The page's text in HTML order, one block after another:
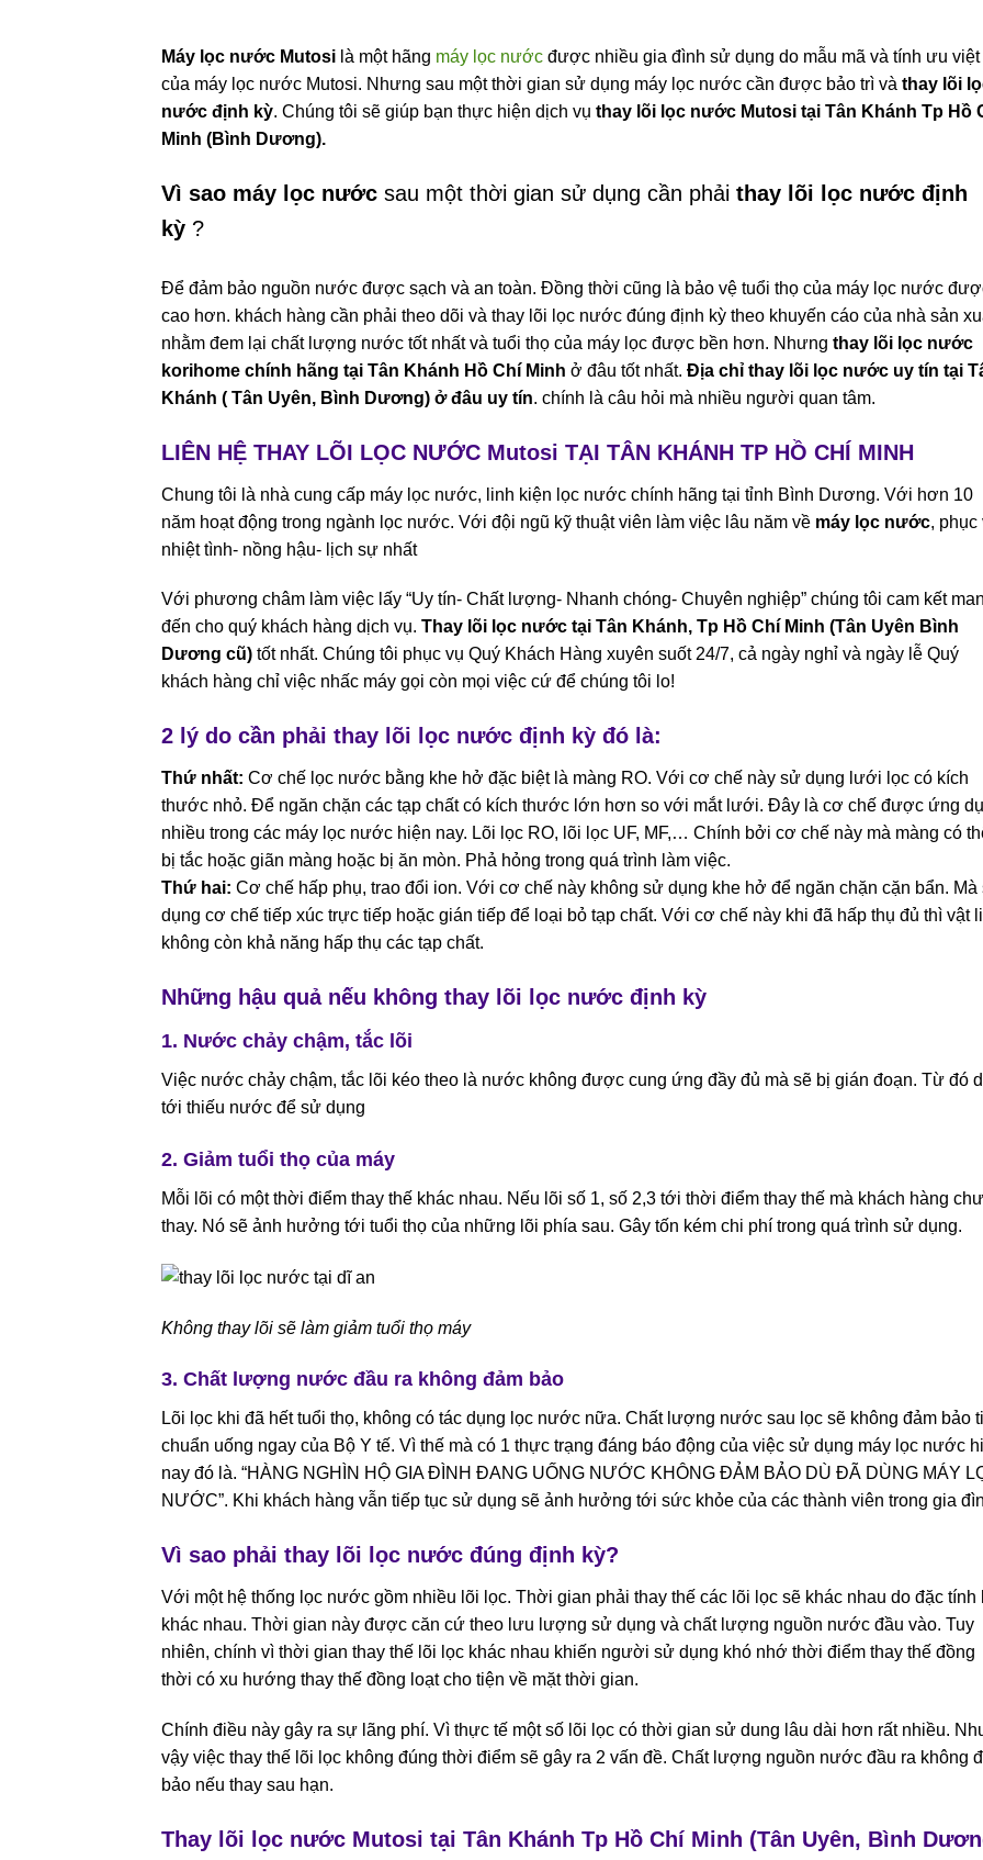
Máy lọc nước Mutosi là một hãng máy lọc nước được nhiều gia đình sử dụng do mẫu mã và tính ưu việt
của máy lọc nước Mutosi. Nhưng sau một thời gian sử dụng máy lọc nước cần được bảo trì và thay lõi
nước định kỳ. Chúng tôi sẽ giúp bạn thực hiện dịch vụ thay lõi lọc nước Mutosi tại Tân Khánh Tp Hồ
Minh (Bình Dương).
Vì sao máy lọc nước sau một thời gian sử dụng cần phải thay lõi lọc nước định
kỳ ?
Để đảm bảo nguồn nước được sạch và an toàn. Đồng thời cũng là bảo vệ tuổi thọ của máy lọc nước
cao hơn. khách hàng cần phải theo dõi và thay lõi lọc nước đúng định kỳ theo khuyến cáo của nhà sản
nhằm đem lại chất lượng nước tốt nhất và tuổi thọ của máy lọc được bền hơn. Nhưng thay lõi lọc nước
korihome chính hãng tại Tân Khánh Hồ Chí Minh ở đâu tốt nhất. Địa chỉ thay lõi lọc nước uy tín tại
Khánh ( Tân Uyên, Bình Dương) ở đâu uy tín. chính là câu hỏi mà nhiều người quan tâm.
LIÊN HỆ THAY LÕI LỌC NƯỚC Mutosi TẠI TÂN KHÁNH TP HỒ CHÍ MINH
Chung tôi là nhà cung cấp máy lọc nước, linh kiện lọc nước chính hãng tại tỉnh Bình Dương. Với hơn 10
năm hoạt động trong ngành lọc nước. Với đội ngũ kỹ thuật viên làm việc lâu năm về máy lọc nước, phục
nhiệt tình- nồng hậu- lịch sự nhất
Với phương châm làm việc lấy “Uy tín- Chất lượng- Nhanh chóng- Chuyên nghiệp” chúng tôi cam kết
đến cho quý khách hàng dịch vụ. Thay lõi lọc nước tại Tân Khánh, Tp Hồ Chí Minh (Tân Uyên Bình
Dương cũ) tốt nhất. Chúng tôi phục vụ Quý Khách Hàng xuyên suốt 24/7, cả ngày nghỉ và ngày lễ Quý
khách hàng chỉ việc nhấc máy gọi còn mọi việc cứ để chúng tôi lo!
2 lý do cần phải thay lõi lọc nước định kỳ đó là:
Thứ nhất: Cơ chế lọc nước bằng khe hở đặc biệt là màng RO. Với cơ chế này sử dụng lưới lọc có kích
thước nhỏ. Để ngăn chặn các tạp chất có kích thước lớn hơn so với mắt lưới. Đây là cơ chế được ứng
nhiều trong các máy lọc nước hiện nay. Lõi lọc RO, lõi lọc UF, MF,… Chính bởi cơ chế này mà màng có
bị tắc hoặc giãn màng hoặc bị ăn mòn. Phả hỏng trong quá trình làm việc.
Thứ hai: Cơ chế hấp phụ, trao đổi ion. Với cơ chế này không sử dụng khe hở để ngăn chặn cặn bẩn. Mà
dụng cơ chế tiếp xúc trực tiếp hoặc gián tiếp để loại bỏ tạp chất. Với cơ chế này khi đã hấp thụ đủ thì vật
không còn khả năng hấp thụ các tạp chất.
Những hậu quả nếu không thay lõi lọc nước định kỳ
1. Nước chảy chậm, tắc lõi
Việc nước chảy chậm, tắc lõi kéo theo là nước không được cung ứng đầy đủ mà sẽ bị gián đoạn. Từ đó
tới thiếu nước để sử dụng
2. Giảm tuổi thọ của máy
Mỗi lõi có một thời điểm thay thế khác nhau. Nếu lõi số 1, số 2,3 tới thời điểm thay thế mà khách hàng
thay. Nó sẽ ảnh hưởng tới tuổi thọ của những lõi phía sau. Gây tốn kém chi phí trong quá trình sử dụng.
Không thay lõi sẽ làm giảm tuổi thọ máy
3. Chất lượng nước đầu ra không đảm bảo
Lõi lọc khi đã hết tuổi thọ, không có tác dụng lọc nước nữa. Chất lượng nước sau lọc sẽ không đảm bảo
chuẩn uống ngay của Bộ Y tế. Vì thế mà có 1 thực trạng đáng báo động của việc sử dụng máy lọc nước
nay đó là. “HÀNG NGHÌN HỘ GIA ĐÌNH ĐANG UỐNG NƯỚC KHÔNG ĐẢM BẢO DÙ ĐÃ DÙNG MÁY
NƯỚC”. Khi khách hàng vẫn tiếp tục sử dụng sẽ ảnh hưởng tới sức khỏe của các thành viên trong gia
Vì sao phải thay lõi lọc nước đúng định kỳ?
Với một hệ thống lọc nước gồm nhiều lõi lọc. Thời gian phải thay thế các lõi lọc sẽ khác nhau do đặc tính
khác nhau. Thời gian này được căn cứ theo lưu lượng sử dụng và chất lượng nguồn nước đầu vào. Tuy
nhiên, chính vì thời gian thay thế lõi lọc khác nhau khiến người sử dụng khó nhớ thời điểm thay thế đồng
thời có xu hướng thay thế đồng loạt cho tiện về mặt thời gian.
Chính điều này gây ra sự lãng phí. Vì thực tế một số lõi lọc có thời gian sử dung lâu dài hơn rất nhiều.
vậy việc thay thế lõi lọc không đúng thời điểm sẽ gây ra 2 vấn đề. Chất lượng nguồn nước đầu ra không
bảo nếu thay sau hạn.
Thay lõi lọc nước Mutosi tại Tân Khánh Tp Hồ Chí Minh (Tân Uyên, Bình